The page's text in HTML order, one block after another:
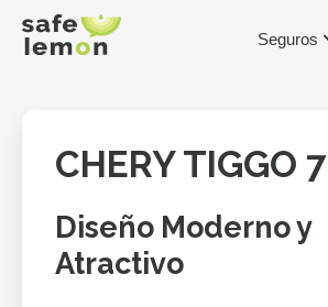
Seguros
CHERY TIGGO 7
Diseño Moderno y
Atractivo